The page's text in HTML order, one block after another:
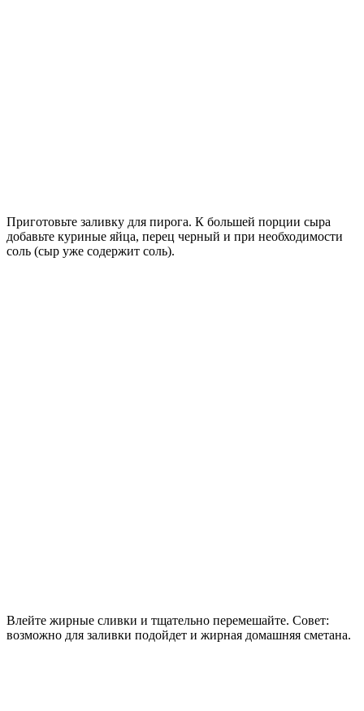
Приготовьте заливку для пирога. К большей порции сыра
добавьте куриные яйца, перец черный и при необходимости
соль (сыр уже содержит соль).
Влейте жирные сливки и тщательно перемешайте. Совет:
возможно для заливки подойдет и жирная домашняя сметана.